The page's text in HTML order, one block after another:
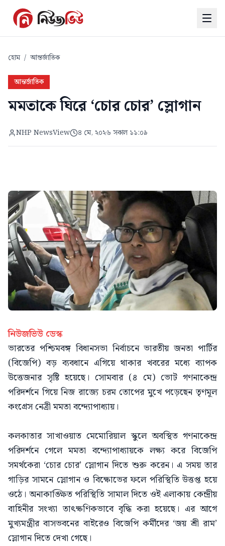
হোম / আন্তর্জাতিক
আন্তর্জাতিক
মমতাকে ঘিরে ‘চোর চোর’ স্লোগান
NHP NewsView ৪ মে, ২০২৬ সকাল ১১:০৯
নিউজভিউ ডেস্ক
ভারতের পশ্চিমবঙ্গ বিধানসভা নির্বাচনে ভারতীয় জনতা পার্টির
(বিজেপি) বড় ব্যবধানে এগিয়ে থাকার খবরের মধ্যে ব্যাপক
উত্তেজনার সৃষ্টি হয়েছে। সোমবার (৪ মে) ভোট গণনাকেন্দ্র
পরিদর্শনে গিয়ে নিজ রাজ্যে চরম তোপের মুখে পড়েছেন তৃণমূল
কংগ্রেস নেত্রী মমতা বন্দ্যোপাধ্যায়।
কলকাতার সাখাওয়াত মেমোরিয়াল স্কুলে অবস্থিত গণনাকেন্দ্র
পরিদর্শনে গেলে মমতা বন্দ্যোপাধ্যায়কে লক্ষ্য করে বিজেপি
সমর্থকেরা ‘চোর চোর’ স্লোগান দিতে শুরু করেন। এ সময় তার
গাড়ির সামনে স্লোগান ও বিক্ষোভের ফলে পরিস্থিতি উত্তপ্ত হয়ে
ওঠে। অনাকাঙ্ক্ষিত পরিস্থিতি সামাল দিতে ওই এলাকায় কেন্দ্রীয়
বাহিনীর সংখ্যা তাৎক্ষণিকভাবে বৃদ্ধি করা হয়েছে। এর আগে
মুখ্যমন্ত্রীর বাসভবনের বাইরেও বিজেপি কর্মীদের ‘জয় শ্রী রাম’
স্লোগান দিতে দেখা গেছে।